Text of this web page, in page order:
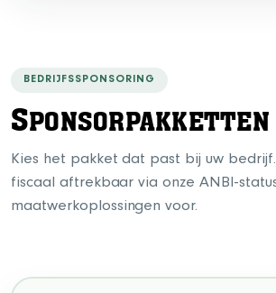
BEDRIJFSSPONSORING
SPONSORPAKKETTEN
Kies het pakket dat past bij uw
fiscaal aftrekbaar via onze ANBI-
maatwerkoplossingen voor.